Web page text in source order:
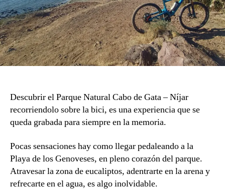
Descubrir el Parque Natural Cabo de Gata – Níjar
recorriendolo sobre la bici, es una experiencia que se
queda grabada para siempre en la memoria.
Pocas sensaciones hay como llegar pedaleando a la
Playa de los Genoveses, en pleno corazón del parque.
Atravesar la zona de eucaliptos, adentrarte en la arena y
refrecarte en el agua, es algo inolvidable.